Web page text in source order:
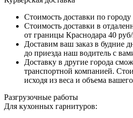
Стоимость доставки по
Стоимость доставки в
от границы Краснодара 40
Доставим ваш заказ в будние
до приезда наш водитель с
Доставку в другие города
транспортной компанией.
исходя из веса и объема вашего
Разгрузочные работы
Для кухонных гарнитуров: